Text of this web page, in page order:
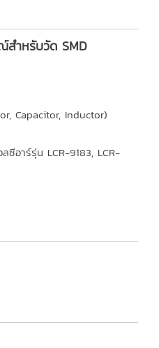
ำหรับวัด SMD
Capacitor, Inductor)
ซีอาร์รุ่น LCR-9183, LCR-